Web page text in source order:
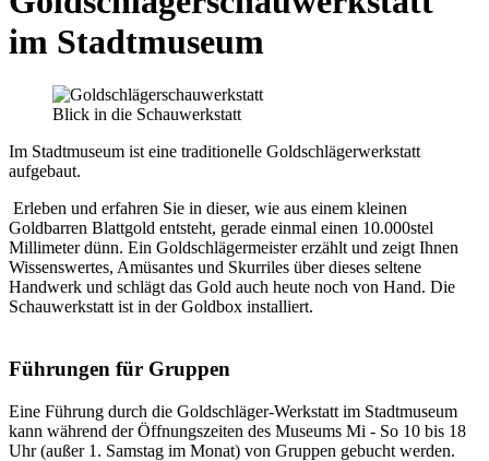
im Stadtmuseum
Blick in die Schauwerkstatt
Im Stadtmuseum ist eine traditionelle Goldschlägerwerkstatt
aufgebaut.
Erleben und erfahren Sie in dieser, wie aus einem kleinen
Goldbarren Blattgold entsteht, gerade einmal einen 10.000stel
Millimeter dünn. Ein Goldschlägermeister erzählt und zeigt Ihnen
Wissenswertes, Amüsantes und Skurriles über dieses seltene
Handwerk und schlägt das Gold auch heute noch von Hand. Die
Schauwerkstatt ist in der Goldbox installiert.
Führungen für Gruppen
Eine Führung durch die Goldschläger-Werkstatt im Stadtmuseum
kann während der Öffnungszeiten des Museums Mi - So 10 bis 18
Uhr (außer 1. Samstag im Monat) von Gruppen gebucht werden.